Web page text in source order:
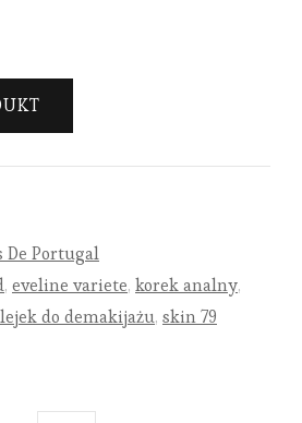
De Portugal
, eveline variete, korek analny,
do demakijażu, skin 79